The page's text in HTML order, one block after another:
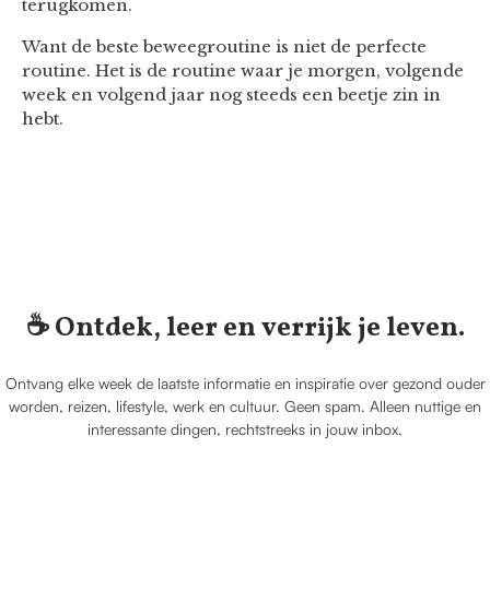
terugkomen.
Want de beste beweegroutine is niet de perfecte
routine. Het is de routine waar je morgen, volgende
week en volgend jaar nog steeds een beetje zin in
hebt.
☕️ Ontdek, leer en verrijk je leven.
Ontvang elke week de laatste informatie en inspiratie over gezond ouder
worden, reizen, lifestyle, werk en cultuur. Geen spam. Alleen nuttige en
interessante dingen, rechtstreeks in jouw inbox.